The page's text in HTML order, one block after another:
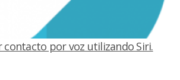
contacto por voz utilizando Siri.